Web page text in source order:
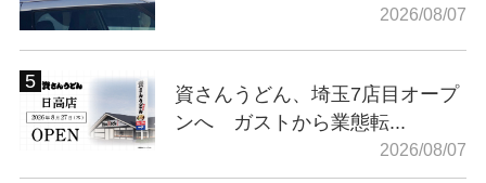
2026/08/07
資さんうどん、埼玉7店目オープ
ンへ ガストから業態転...
2026/08/07